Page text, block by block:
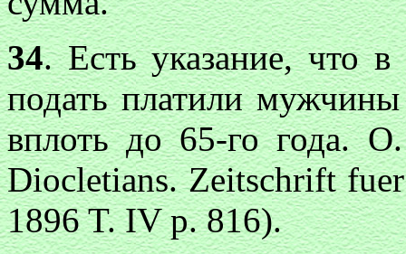
34. Есть указание, что
подать платили
вплоть до 65-го года.
Diocletians. Zeitschrift
1896 T. IV p. 816).